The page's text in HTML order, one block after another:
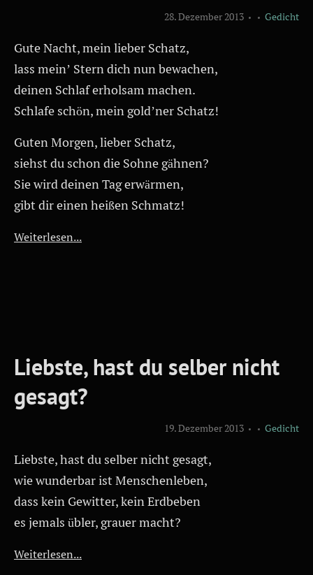
28. Dezember 2013 Gedicht
Gute Nacht, mein lieber Schatz,
lass mein’ Stern dich nun bewachen,
deinen Schlaf erholsam machen.
Schlafe schön, mein gold’ner Schatz!
Guten Morgen, lieber Schatz,
siehst du schon die Sohne gähnen?
Sie wird deinen Tag erwärmen,
gibt dir einen heißen Schmatz!
Weiterlesen...
Liebste, hast du selber nicht
gesagt?
19. Dezember 2013 Gedicht
Liebste, hast du selber nicht gesagt,
wie wunderbar ist Menschenleben,
dass kein Gewitter, kein Erdbeben
es jemals übler, grauer macht?
Weiterlesen...